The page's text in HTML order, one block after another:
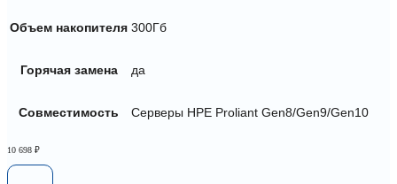
Объем накопителя 300Гб
Горячая замена да
Совместимость Серверы HPE Proliant Gen8/Gen9/Gen10
10 698 ₽